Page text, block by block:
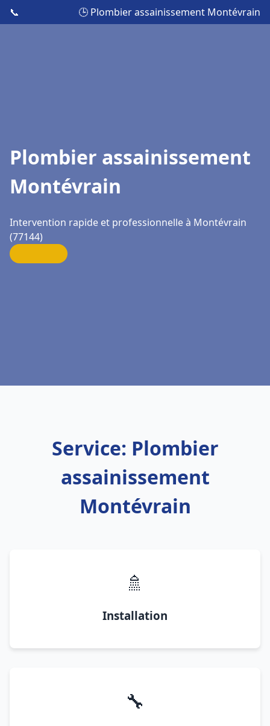
📞 🕒 Plombier assainissement Montévrain
Plombier assainissement
Montévrain
Intervention rapide et professionnelle à Montévrain
(77144)
Service: Plombier
assainissement
Montévrain
🚿
Installation
🔧